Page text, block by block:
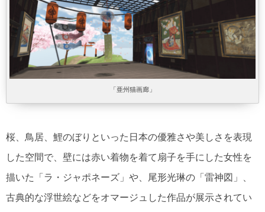
「亜州猫画廊」
桜、鳥居、鯉のぼりといった日本の優雅さや美しさを表現
した空間で、壁には赤い着物を着て扇子を手にした女性を
描いた「ラ・ジャポネーズ」や、尾形光琳の「雷神図」、
古典的な浮世絵などをオマージュした作品が展示されてい